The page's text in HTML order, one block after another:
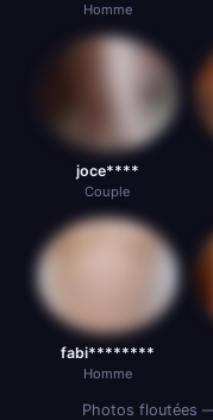
Homme
joce****
Couple
fabi********
Homme
Photos floutées